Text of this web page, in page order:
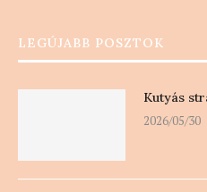
LEGÚJABB POSZTOK
Kutyás
2026/05/30